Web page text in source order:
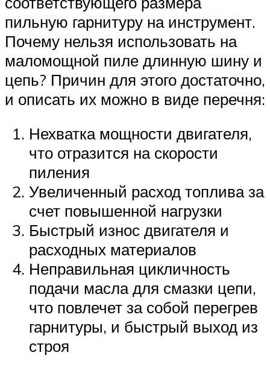
пильную гарнитуру на инструмент.
Почему нельзя использовать на
маломощной пиле длинную шину и
цепь? Причин для этого достаточно,
и описать их можно в виде перечня:
Нехватка мощности двигателя,
что отразится на скорости
пиления
Увеличенный расход топлива за
счет повышенной нагрузки
Быстрый износ двигателя и
расходных материалов
Неправильная цикличность
подачи масла для смазки цепи,
что повлечет за собой перегрев
гарнитуры, и быстрый выход из
строя